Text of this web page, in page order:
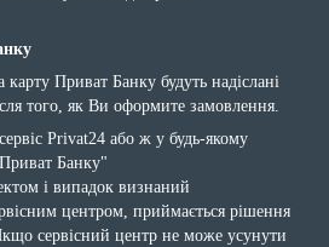
Приват Банку будуть надіслані
того, як Ви оформите замовлення.
Privat24 або ж у будь-якому
Банку"
і випадок визнаний
центром, приймається рішення
сервісний центр не може усунути